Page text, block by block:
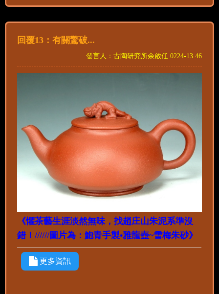
回覆13：有關驚破...
發言人：古陶研究所余啟任 0224-13:46
《懼茶藝生涯淡然無味，找趙庄山朱泥系準沒
錯！//////圖片為：鮑青手製•雅龍壺~雪梅朱砂》
更多資訊